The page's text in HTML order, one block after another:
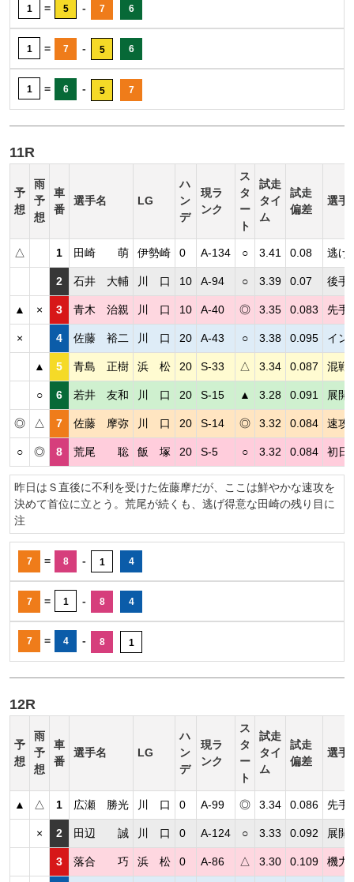
1 = 5 - 7 6
1 = 7 - 5 6
1 = 6 - 5 7
11R
予
想
雨
予
想
車
番
選手名 LG
ハ
ン
デ
現ラ
ンク
ス
タ
ー
ト
試走
タイ
ム
試走
偏差
選手
△ 1 田崎 萌 伊勢崎 0 A-134 ○ 3.41 0.08 逃げ
2 石井 大輔 川 口 10 A-94 ○ 3.39 0.07 後手
▲ × 3 青木 治親 川 口 10 A-40 ◎ 3.35 0.083 先手
× 4 佐藤 裕二 川 口 20 A-43 ○ 3.38 0.095 イン
▲ 5 青島 正樹 浜 松 20 S-33 △ 3.34 0.087 混戦
○ 6 若井 友和 川 口 20 S-15 ▲ 3.28 0.091 展開
◎ △ 7 佐藤 摩弥 川 口 20 S-14 ◎ 3.32 0.084 速攻
○ ◎ 8 荒尾 聡 飯 塚 20 S-5 ○ 3.32 0.084 初日
昨日はＳ直後に不利を受けた佐藤摩だが、ここは鮮やかな速攻を
決めて首位に立とう。荒尾が続くも、逃げ得意な田崎の残り目に
注
7 = 8 - 1 4
7 = 1 - 8 4
7 = 4 - 8 1
12R
予
想
雨
予
想
車
番
選手名 LG
ハ
ン
デ
現ラ
ンク
ス
タ
ー
ト
試走
タイ
ム
試走
偏差
選手
▲ △ 1 広瀬 勝光 川 口 0 A-99 ◎ 3.34 0.086 先手
× 2 田辺 誠 川 口 0 A-124 ○ 3.33 0.092 展開
3 落合 巧 浜 松 0 A-86 △ 3.30 0.109 機力